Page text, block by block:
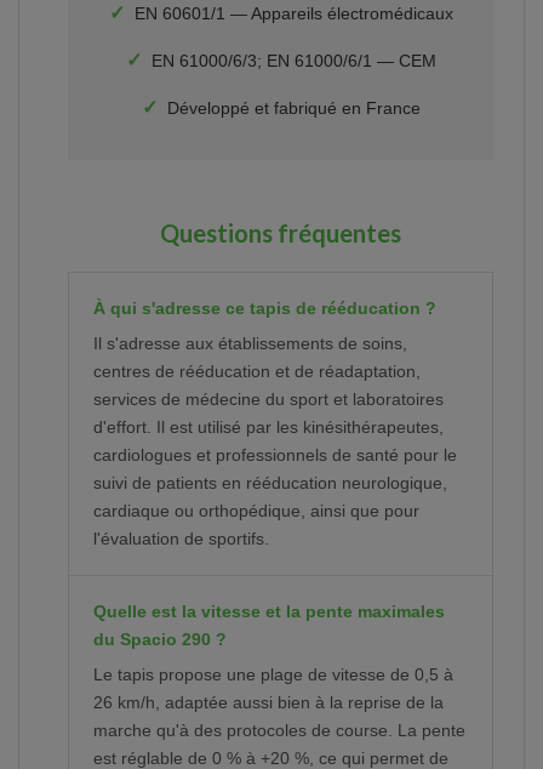
✓ EN 60601/1 — Appareils électromédicaux
✓ EN 61000/6/3; EN 61000/6/1 — CEM
✓ Développé et fabriqué en France
Questions fréquentes
À qui s'adresse ce tapis de rééducation ?
Il s'adresse aux établissements de soins,
centres de rééducation et de réadaptation,
services de médecine du sport et laboratoires
d'effort. Il est utilisé par les kinésithérapeutes,
cardiologues et professionnels de santé pour le
suivi de patients en rééducation neurologique,
cardiaque ou orthopédique, ainsi que pour
l'évaluation de sportifs.
Quelle est la vitesse et la pente maximales
du Spacio 290 ?
Le tapis propose une plage de vitesse de 0,5 à
26 km/h, adaptée aussi bien à la reprise de la
marche qu'à des protocoles de course. La pente
est réglable de 0 % à +20 %, ce qui permet de